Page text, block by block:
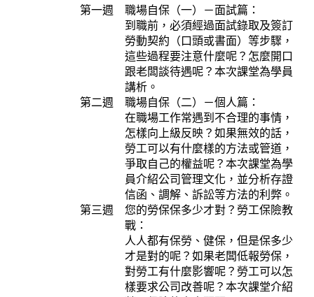
第一週 職場自保（一）－面試篇：
到職前，必須經過面試錄取及簽訂
勞動契約（口頭或書面）等步驟，
這些過程要注意什麼呢？怎麼開口
跟老闆談待遇呢？本次課堂為學員
講析。
第二週 職場自保（二）－個人篇：
在職場工作常遇到不合理的事情，
怎樣向上級反映？如果無效的話，
勞工可以有什麼樣的方法或管道，
爭取自己的權益呢？本次課堂為學
員介紹公司管理文化，並分析存證
信函、調解、訴訟等方法的利弊。
第三週 您的勞保保多少才對？勞工保險教
戰：
人人都有保勞、健保，但是保多少
才是對的呢？如果老闆低報勞保，
對勞工有什麼影響呢？勞工可以怎
樣要求公司改善呢？本次課堂介紹